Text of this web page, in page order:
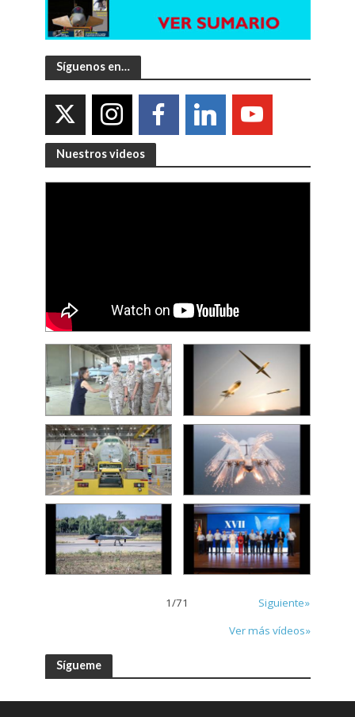
Síguenos en…
Nuestros videos
1/71
Siguiente»
Ver más vídeos»
Sígueme